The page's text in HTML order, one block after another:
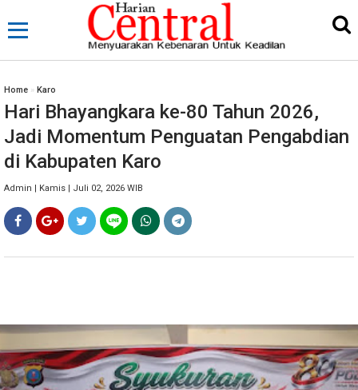
Home » Karo
Hari Bhayangkara ke-80 Tahun 2026,
Jadi Momentum Penguatan Pengabdian
di Kabupaten Karo
Admin | Kamis | Juli 02, 2026 WIB